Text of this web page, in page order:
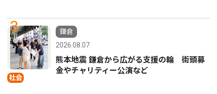
3
社会
鎌倉
2026.08.07
熊本地震 鎌倉から広がる支援の輪 街頭募
金やチャリティー公演など